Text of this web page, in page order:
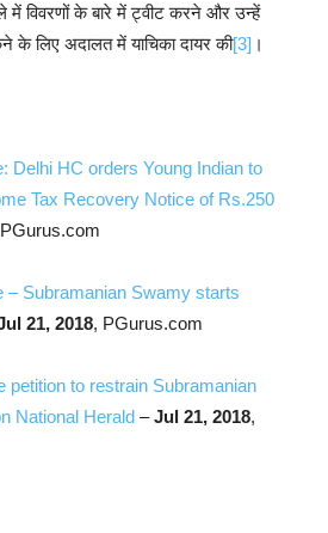
में विवरणों के बारे में ट्वीट करने और उन्हें
के लिए अदालत में याचिका दायर की[3] ।
Delhi HC orders Young Indian to
Tax Recovery Notice of Rs.250
– Subramanian Swamy starts
21, 2018, PGurus.com
petition to restrain Subramanian
National Herald –Jul 21, 2018,